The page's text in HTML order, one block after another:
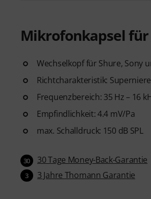
Mikrofonkapsel
Wechselkopf für Shure, Sony
Richtcharakteristik: Superniere
Frequenzbereich: 35 Hz – 16
Empfindlichkeit: 4.4 mV/Pa
max. Schalldruck: 150 dB SPL
30 30 Tage Money-Back-Garantie
3 3 Jahre Thomann Garantie